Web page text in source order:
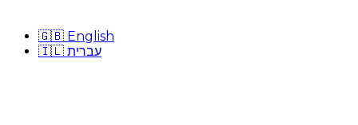
🇬🇧 English
🇮🇱 עברית